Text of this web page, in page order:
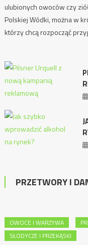
ulubionych owoców czy
Polskiej Wódki, można w
którzy chcą rozpocząć
PRZETWORY I
OWOCE I WARZYWA
SŁODYCZE I PRZEKĄSKI